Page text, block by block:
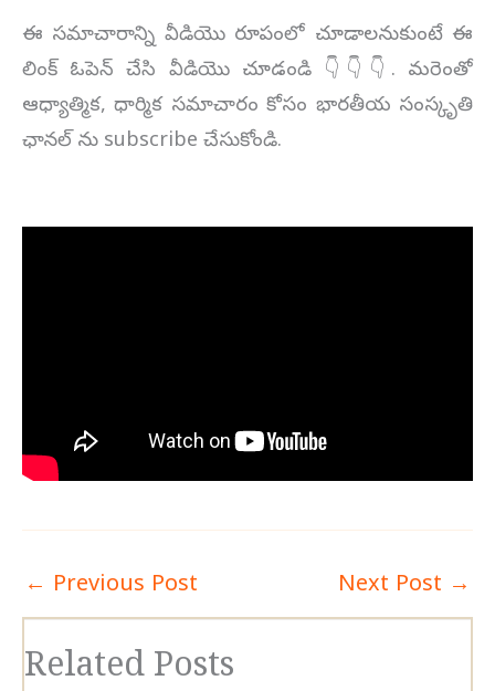
ఈ సమాచారాన్ని వీడియొ రూపంలో చూడాలనుకుంటే ఈ
లింక్ ఓపెన్ చేసి వీడియొ చూడండి 👇👇👇. మరెంతో
ఆధ్యాత్మిక, ధార్మిక సమాచారం కోసం భారతీయ సంస్కృతి
ఛానల్ ను subscribe చేసుకోండి.
← Previous Post Next Post →
Related Posts